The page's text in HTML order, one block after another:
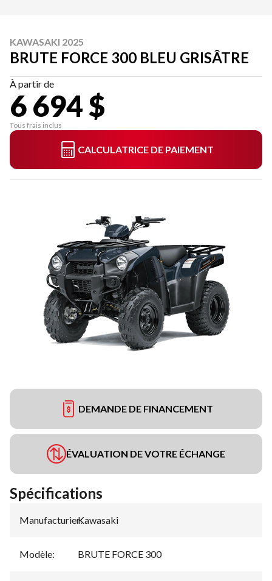
KAWASAKI 2025
BRUTE FORCE 300 BLEU GRISÂTRE
À partir de
6 694 $
Tous frais inclus
CALCULATRICE DE PAIEMENT
DEMANDE DE FINANCEMENT
ÉVALUATION DE VOTRE ÉCHANGE
Spécifications
Manufacturier:
Kawasaki
Modèle: BRUTE FORCE 300